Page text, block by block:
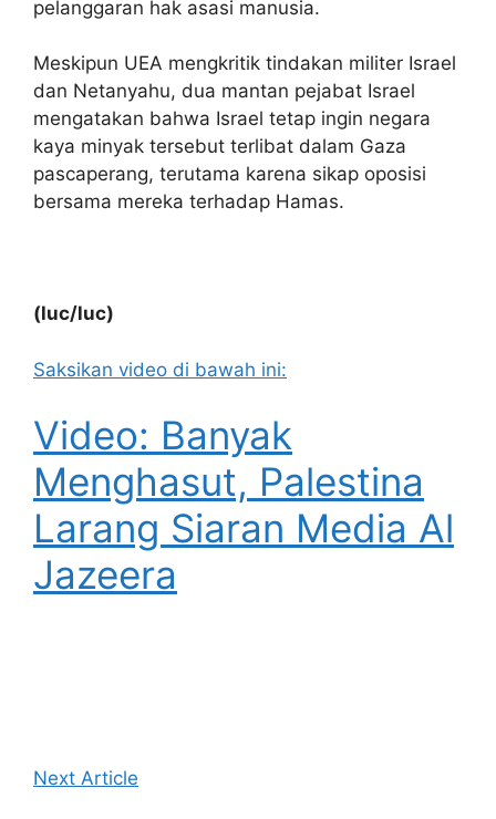
pelanggaran hak asasi manusia.
Meskipun UEA mengkritik tindakan militer Israel
dan Netanyahu, dua mantan pejabat Israel
mengatakan bahwa Israel tetap ingin negara
kaya minyak tersebut terlibat dalam Gaza
pascaperang, terutama karena sikap oposisi
bersama mereka terhadap Hamas.
(luc/luc)
Saksikan video di bawah ini:
Video: Banyak
Menghasut, Palestina
Larang Siaran Media Al
Jazeera
Next Article